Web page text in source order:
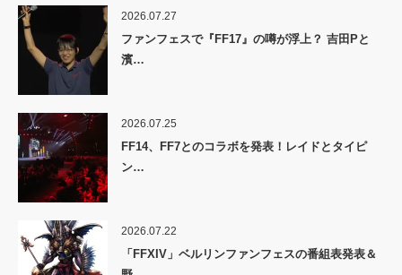
2026.07.27
ファンフェスで『FF17』の噂が浮上？ 吉田Pと
濱…
2026.07.25
FF14、FF7とのコラボを発表！レイドとタイピ
ン…
2026.07.22
「FFXIV」ベルリンファンフェスの番組表発表＆